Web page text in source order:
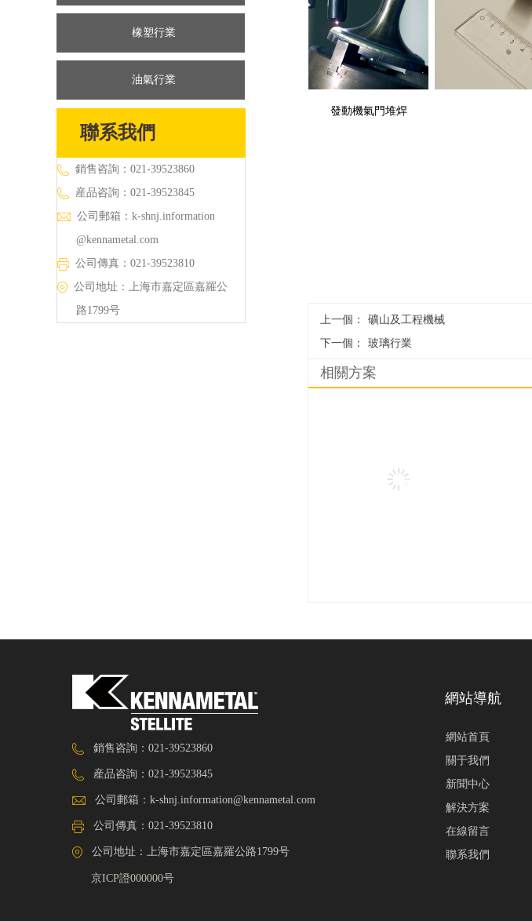
橡塑行業
油氣行業
發動機氣門堆焊
聯系我們
銷售咨詢：021-39523860
産品咨詢：021-39523845
公司郵箱： k-shnj.information
@kennametal.com
公司傳真：021-39523810
公司地址：上海市嘉定區嘉羅公
路1799号
相關方案
礦山及工程機械
上一個：
玻璃行業
下一個：
銷售咨詢：021-39523860
産品咨詢：021-39523845
公司郵箱： k-shnj.information@kennametal.com
公司傳真：021-39523810
公司地址：上海市嘉定區嘉羅公路1799号
網站首頁
關于我們
新聞中心
解決方案
在線留言
聯系我們
網站導航
京ICP證000000号